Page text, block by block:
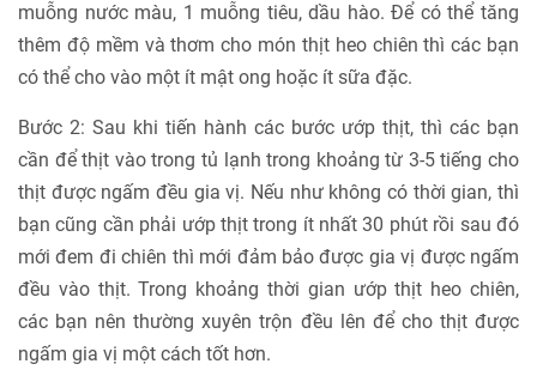
muỗng nước màu, 1 muỗng tiêu, dầu hào. Để có thể tăng
thêm độ mềm và thơm cho món thịt heo chiên thì các bạn
có thể cho vào một ít mật ong hoặc ít sữa đặc.
Bước 2: Sau khi tiến hành các bước ướp thịt, thì các bạn
cần để thịt vào trong tủ lạnh trong khoảng từ 3-5 tiếng cho
thịt được ngấm đều gia vị. Nếu như không có thời gian, thì
bạn cũng cần phải ướp thịt trong ít nhất 30 phút rồi sau đó
mới đem đi chiên thì mới đảm bảo được gia vị được ngấm
đều vào thịt. Trong khoảng thời gian ướp thịt heo chiên,
các bạn nên thường xuyên trộn đều lên để cho thịt được
ngấm gia vị một cách tốt hơn.